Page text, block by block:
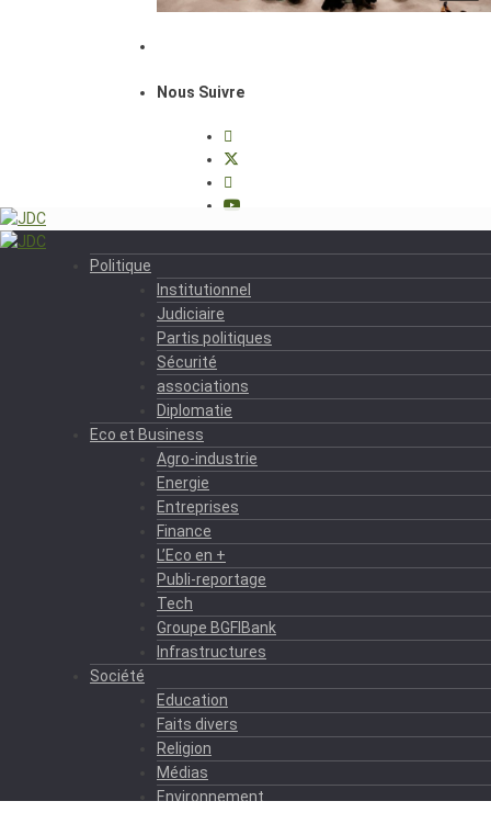
Nous Suivre
Politique
Institutionnel
Judiciaire
Partis politiques
Sécurité
associations
Diplomatie
Eco et Business
Agro-industrie
Energie
Entreprises
Finance
L’Eco en +
Publi-reportage
Tech
Groupe BGFIBank
Infrastructures
Société
Education
Faits divers
Religion
Médias
Environnement